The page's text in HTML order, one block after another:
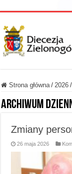
Strona główna / 2026 /
Archiwum
Zmiany
26 maja 2026